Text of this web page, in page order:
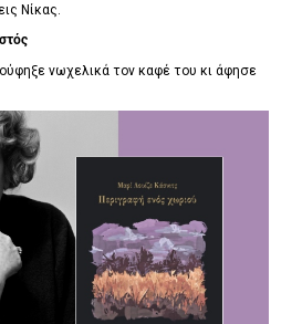
Νίκας.
νωχελικά τον καφέ του κι άφησε